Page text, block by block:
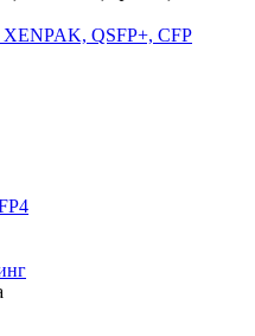
XENPAK, QSFP+, CFP